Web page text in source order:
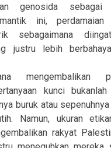
genosida sebagai
ini, perdamaian
sebagaimana
justru lebih
mengembalikan
kunci
buruk atau
Namun, ukuran
rakyat